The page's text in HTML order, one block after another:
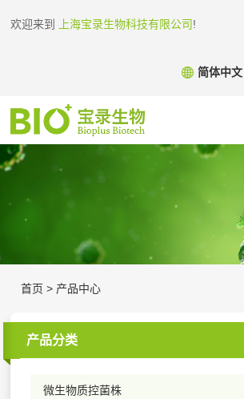
欢迎来到 上海宝录生物科技有限公司!
简体中文
首页 > 产品中心
产品分类
微生物质控菌株